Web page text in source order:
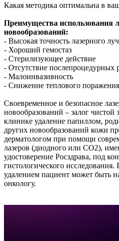
Какая методика оптимальна в
Преимущества использования
новообразований:
- Высокая точность лазерного
- Хороший гемостаз
- Стерилизующее действие
- Отсутствие послепроцедурных
- Малоинвазивность
- Снижение теплового
Своевременное и безопасное
новообразований – залог
клинике удаление папиллом,
других новообразований кожи
дерматологом при помощи
лазеров (диодного или СО2),
удостоверение Росздрава, под
гистологического
удалением пациент может быть
онкологу.